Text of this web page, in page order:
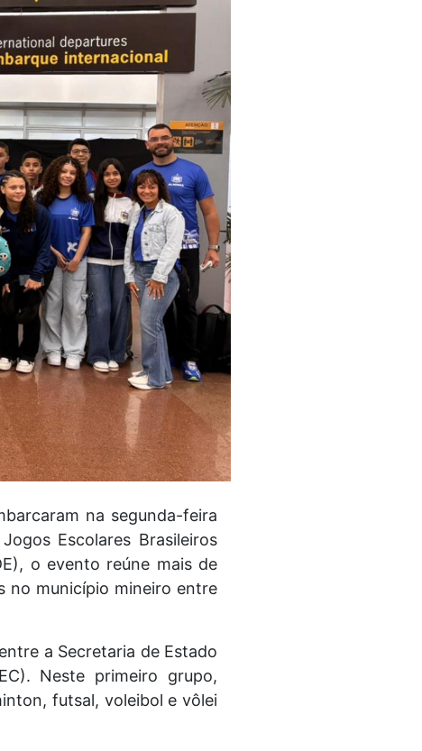
na segunda-feira
Escolares Brasileiros
o evento reúne mais de
no município mineiro entre
a Secretaria de Estado
Neste primeiro grupo,
futsal, voleibol e vôlei